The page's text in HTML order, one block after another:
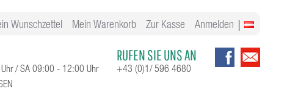
Wunschzettel Mein Warenkorb Zur Kasse Anmelden
/ SA 09:00 - 12:00 Uhr
RUFEN SIE UNS AN
+43 (0)1/ 596 4680